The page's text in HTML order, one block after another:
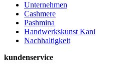
Unternehmen
Cashmere
Pashmina
Handwerkskunst Kani
Nachhaltigkeit
kundenservice